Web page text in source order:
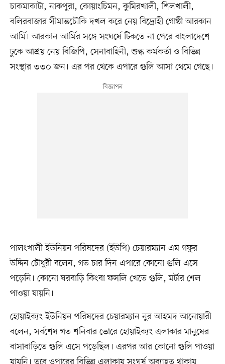
চাকমাকাটা, নাকপুরা, কোয়াংচিমন, কুমিরখালী, শিলখালী,
বলিরবাজার সীমান্তচৌকি দখল করে নেয় বিদ্রোহী গোষ্ঠী আরকান
আর্মি। আরকান আর্মির সঙ্গে সংঘর্ষে টিকতে না পেরে বাংলাদেশে
ঢুকে আশ্রয় নেয় বিজিপি, সেনাবাহিনী, শুল্ক কর্মকর্তা ও বিভিন্ন
সংস্থার ৩৩০ জন। এর পর থেকে এপারে গুলি আসা থেমে গেছে।
পালংখালী ইউনিয়ন পরিষদের (ইউপি) চেয়ারম্যান এম গফুর
উদ্দিন চৌধুরী বলেন, গত চার দিন এপারে কোনো গুলি এসে
পড়েনি। কোনো ঘরবাড়ি কিংবা ফসলি খেতে গুলি, মর্টার শেল
পাওয়া যায়নি।
হোয়াইক্যং ইউনিয়ন পরিষদের চেয়ারম্যান নুর আহমদ আনোয়ারী
বলেন, সর্বশেষ গত শনিবার ভোরে হোয়াইক্যং এলাকার মানুষের
বাসাবাড়িতে গুলি এসে পড়েছিল। এরপর আর কোনো গুলি পাওয়া